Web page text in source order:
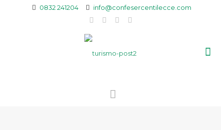
0832 241204 info@confesercentilecce.com